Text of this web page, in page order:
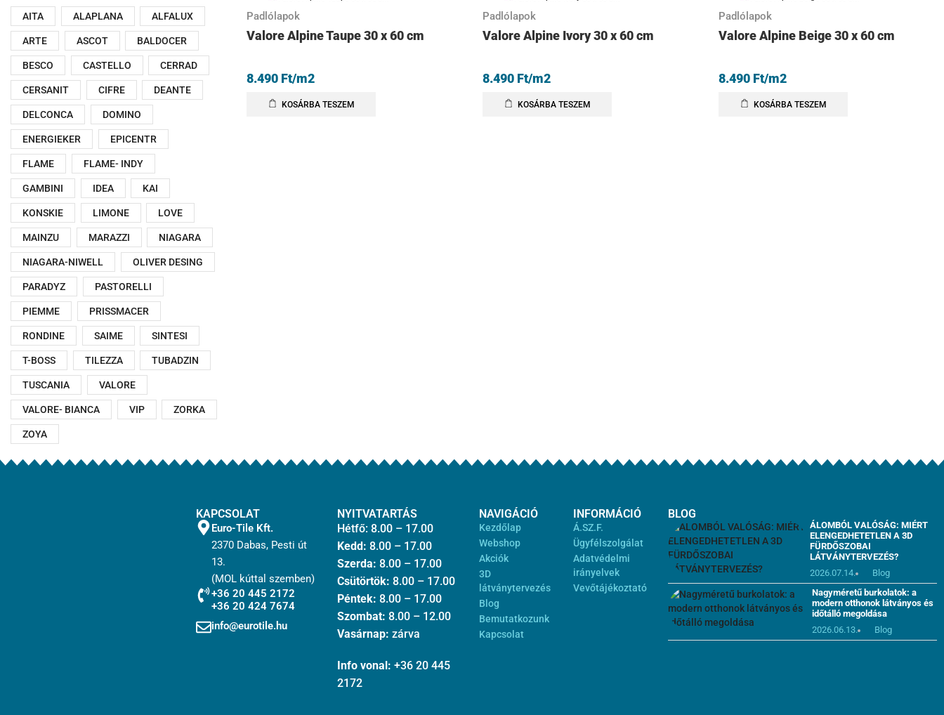
AITA ALAPLANA ALFALUX
ARTE ASCOT BALDOCER
BESCO CASTELLO CERRAD
CERSANIT CIFRE DEANTE
DELCONCA DOMINO
ENERGIEKER EPICENTR
FLAME FLAME- INDY
GAMBINI IDEA KAI
KONSKIE LIMONE LOVE
MAINZU MARAZZI NIAGARA
NIAGARA-NIWELL OLIVER DESING
PARADYZ PASTORELLI
PIEMME PRISSMACER
RONDINE SAIME SINTESI
T-BOSS TILEZZA TUBADZIN
TUSCANIA VALORE
VALORE- BIANCA VIP ZORKA
ZOYA
Padlólapok
Valore Alpine Taupe 30 x 60 cm
8.490 Ft/m2
KOSÁRBA TESZEM
Padlólapok
Valore Alpine Ivory 30 x 60 cm
8.490 Ft/m2
KOSÁRBA TESZEM
Padlólapok
Valore Alpine Beige 30 x 60 cm
8.490 Ft/m2
KOSÁRBA TESZEM
KAPCSOLAT
Euro-Tile Kft.
2370 Dabas, Pesti út
13.
(MOL kúttal szemben)
+36 20 445 2172
+36 20 424 7674
info@eurotile.hu
NYITVATARTÁS
Hétfő: 8.00 – 17.00
Kedd: 8.00 – 17.00
Szerda: 8.00 – 17.00
Csütörtök: 8.00 – 17.00
Péntek: 8.00 – 17.00
Szombat: 8.00 – 12.00
Vasárnap: zárva
Info vonal: +36 20 445
2172
NAVIGÁCIÓ
Kezdőlap
Webshop
Akciók
3D
látványtervezés
Blog
Bemutatkozunk
Kapcsolat
INFORMÁCIÓ
Á.SZ.F.
Ügyfélszolgálat
Adatvédelmi
irányelvek
Vevőtájékoztató
BLOG
ÁLOMBÓL VALÓSÁG: MIÉRT
ELENGEDHETETLEN A 3D
FÜRDŐSZOBAI
LÁTVÁNYTERVEZÉS?
2026.07.14.
Blog
Nagyméretű burkolatok: a
modern otthonok látványos és
időtálló megoldása
2026.06.13.
Blog